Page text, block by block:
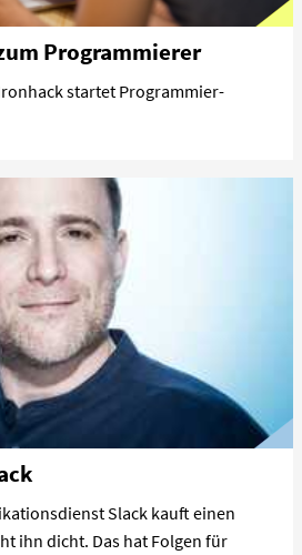
Programmierer
startet Programmier-
Slack kauft einen
ihn dicht. Das hat Folgen für